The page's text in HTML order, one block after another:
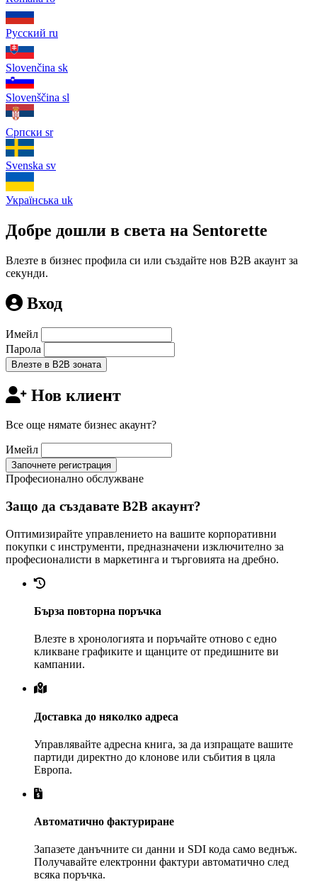
Русский ru
Slovenčina sk
Slovenščina sl
Српски sr
Svenska sv
Українська uk
Добре дошли в света на Sentorette
Влезте в бизнес профила си или създайте нов B2B акаунт за
секунди.
Вход
Имейл
Парола
Влезте в B2B зоната
Нов клиент
Все още нямате бизнес акаунт?
Имейл
Започнете регистрация
Професионално обслужване
Защо да създавате B2B акаунт?
Оптимизирайте управлението на вашите корпоративни
покупки с инструменти, предназначени изключително за
професионалисти в маркетинга и търговията на дребно.
Бърза повторна поръчка
Влезте в хронологията и поръчайте отново с едно
кликване графиките и щанците от предишните ви
кампании.
Доставка до няколко адреса
Управлявайте адресна книга, за да изпращате вашите
партиди директно до клонове или събития в цяла
Европа.
Автоматично фактуриране
Запазете данъчните си данни и SDI кода само веднъж.
Получавайте електронни фактури автоматично след
всяка поръчка.